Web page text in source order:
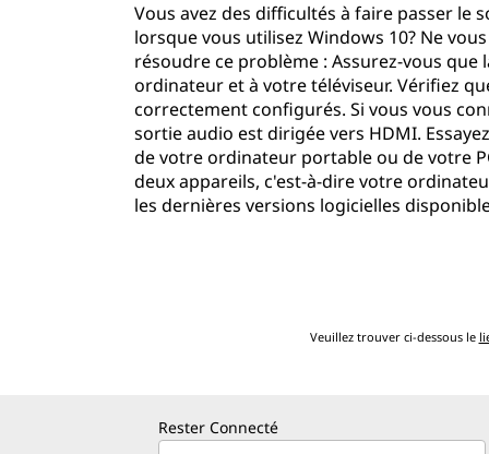
Vous avez des difficultés à faire passer
lorsque vous utilisez Windows 10? Ne
résoudre ce problème : Assurez-vous
ordinateur et à votre téléviseur. Vérifiez
correctement configurés. Si vous vous
sortie audio est dirigée vers HDMI.
de votre ordinateur portable ou de votre
deux appareils, c'est-à-dire votre
les dernières versions logicielles
Veuillez trouver ci-dessous le
Rester Connecté